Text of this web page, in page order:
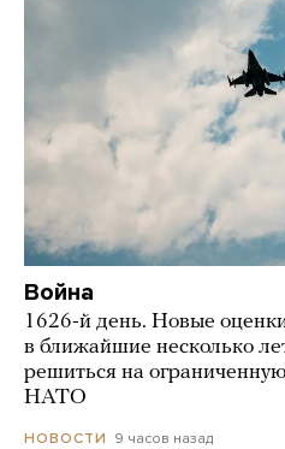
Война
1626-й день. Новые
в ближайшие несколько
решиться на
НАТО
НОВОСТИ 9 часов назад